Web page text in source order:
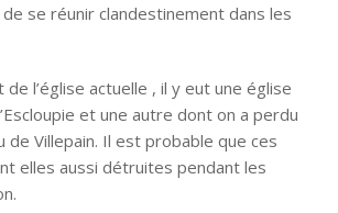
de se réunir clandestinement dans les
l’église actuelle , il y eut une église
et une autre dont on a perdu
de Villepain. Il est probable que ces
elles aussi détruites pendant les